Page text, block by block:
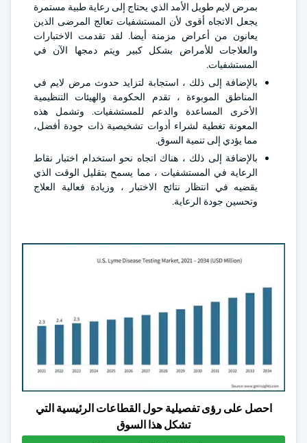
بمرض لايم طويل الأمد الذي يحتاج إلى رعاية طبية مستمرة
يجعل الاتجاه أقوى لأن المستشفيات تعالج المرضى الذين
يعانون من أعراض مزمنة أيضا. لقد تقدمت الاختبارات
والعلاجات للأمراض بشكل كبير ويتم دمجها الآن في
المستشفيات.
بالإضافة إلى ذلك ، استجابة لتزايد حدوث مرض لايم في
المناطق الموبوءة ، تقدم الحكومة والهيئات التنظيمية
الأخرى المساعدة والدعم للمستشفيات. وتشمل هذه
المعونة تغطية لشراء أدوات تشخيصية ذات جودة أفضل،
مما يؤدي إلى تنمية السوق.
بالإضافة إلى ذلك ، هناك اتجاه نحو استخدام اختبار نقاط
الرعاية في المستشفيات ، مما يسمح بتقليل الوقت الذي
يقضيه في انتظار نتائج الاختبار ، وزيادة فعالية العلاج
وتحسين جودة الرعاية.
احصل على رؤى تفصيلية حول القطاعات الرئيسية التي
تشكل هذا السوق